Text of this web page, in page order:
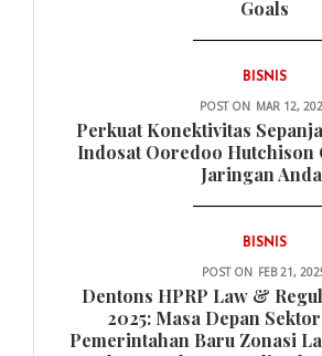
Goals
BISNIS
POST ON MAR 12,
Perkuat Konektivitas
Indosat Ooredoo Hutchison
Jaringan
BISNIS
POST ON FEB 21,
Dentons HPRP Law &
2025: Masa Depan
Pemerintahan Baru Zonasi